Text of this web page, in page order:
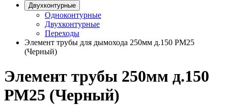
Двухконтурные
Одноконтурные
Двухконтурные
Переходы
Элемент трубы для дымохода 250мм д.150 РМ25
(Черный)
Элемент трубы 250мм д.150
РМ25 (Черный)